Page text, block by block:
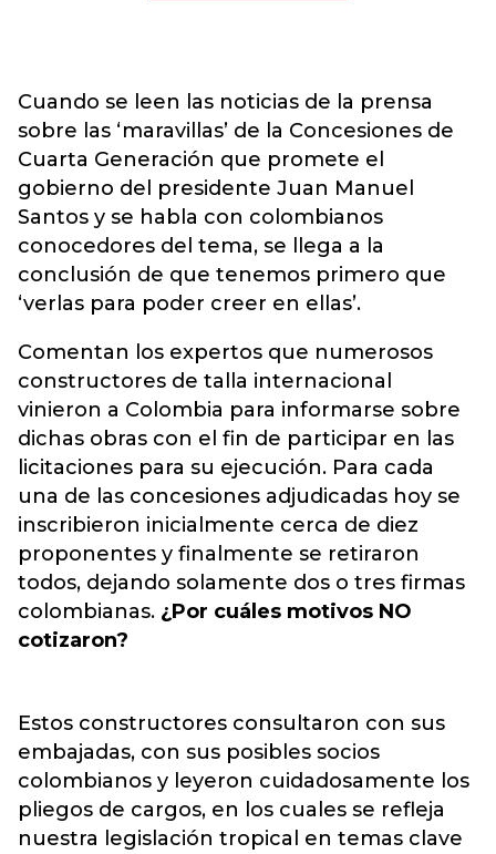
Cuando se leen las noticias de la prensa
sobre las ‘maravillas’ de la Concesiones de
Cuarta Generación que promete el
gobierno del presidente Juan Manuel
Santos y se habla con colombianos
conocedores del tema, se llega a la
conclusión de que tenemos primero que
‘verlas para poder creer en ellas’.
Comentan los expertos que numerosos
constructores de talla internacional
vinieron a Colombia para informarse sobre
dichas obras con el fin de participar en las
licitaciones para su ejecución. Para cada
una de las concesiones adjudicadas hoy se
inscribieron inicialmente cerca de diez
proponentes y finalmente se retiraron
todos, dejando solamente dos o tres firmas
colombianas. ¿Por cuáles motivos NO
cotizaron?
Estos constructores consultaron con sus
embajadas, con sus posibles socios
colombianos y leyeron cuidadosamente los
pliegos de cargos, en los cuales se refleja
nuestra legislación tropical en temas clave